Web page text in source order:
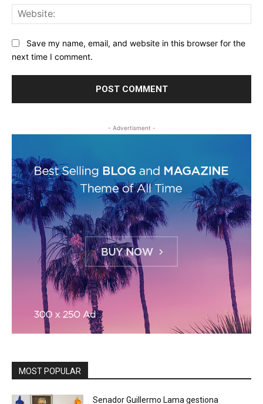
Save my name, email, and website in this browser for the
next time I comment.
- Advertisment -
MOST POPULAR
Senador Guillermo Lama gestiona